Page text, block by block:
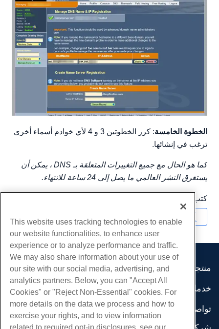
الخطوة الخامسة
: كرر الخطوتين 3 و 4 لأي خوادم أسماء أخرى
ترغب في إنشائها.
كما هو الحال مع جميع التغييرات المتعلقة بـ DNS ، يمكن أن
يستغرق النشر العالمي ما يصل إلى 24 ساعة للانتهاء.
كتب بواسطة
منتجات
استضافة الموقع
استضافة الأعمال
موزع استضافة
موزع العلامة البيضاء
خدمات
هجرات الموقع
تواصل اجتماعي
وثائق المنتج
This website uses tracking technologies to enable
our website functionalities, to enhance user
experience or to analyze performance and traffic.
We may also share information about your use of
our site with our social media, advertising, and
analytics partners. Below, you can "Accept All
Cookies" or "Reject Non-Essential" cookies. For
more details on the data we process and how to
exercise your rights, and to view information